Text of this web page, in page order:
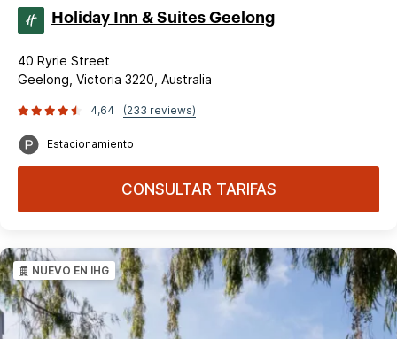
Holiday Inn & Suites Geelong
40 Ryrie Street
Geelong, Victoria 3220, Australia
4,64 (233 reviews)
Estacionamiento
CONSULTAR TARIFAS
NUEVO EN IHG